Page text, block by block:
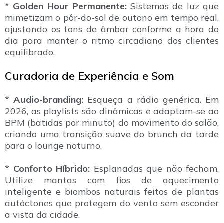
* Golden Hour Permanente:Sistemas de luz que
mimetizam o pôr-do-sol de outono em tempo real,
ajustando os tons de âmbar conforme a hora do
dia para manter o ritmo circadiano dos clientes
equilibrado.
Curadoria de Experiência e Som
*Audio-branding: Esqueça a rádio genérica. Em
2026, as playlists são dinâmicas e adaptam-se ao
BPM (batidas por minuto) do movimento do salão,
criando uma transição suave do brunch da tarde
para o lounge noturno.
* Conforto Híbrido: Esplanadas que não fecham.
Utilize mantas com fios de aquecimento
inteligente e biombos naturais feitos de plantas
autóctones que protegem do vento sem esconder
a vista da cidade.